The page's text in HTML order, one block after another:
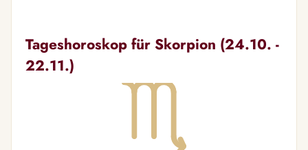
Tageshoroskop für Skorpion (24.10. -
22.11.)